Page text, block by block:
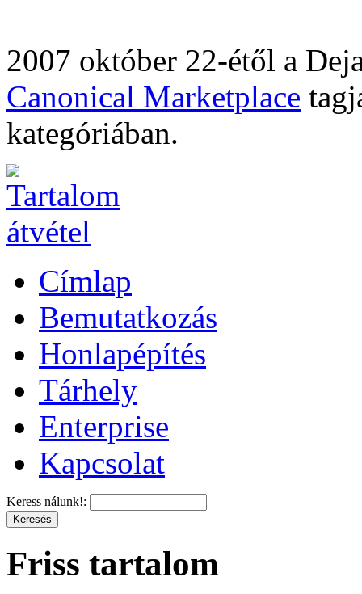
2007 október 22-étől a
Canonical Marketplace
kategóriában.
Címlap
Bemutatkozás
Honlapépítés
Tárhely
Enterprise
Kapcsolat
Keress nálunk!:
Friss tartalom